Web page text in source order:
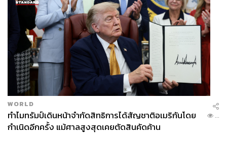
WORLD
ทำไมทรัมป์เดินหน้าจำกัดสิทธิการได้สัญชาติอเมริกันโดย
กำเนิดอีกครั้ง แม้ศาลสูงสุดเคยตัดสินคัดค้าน
...